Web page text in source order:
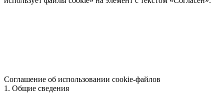
Соглашение об использовании cookie-файлов
1. Общие сведения